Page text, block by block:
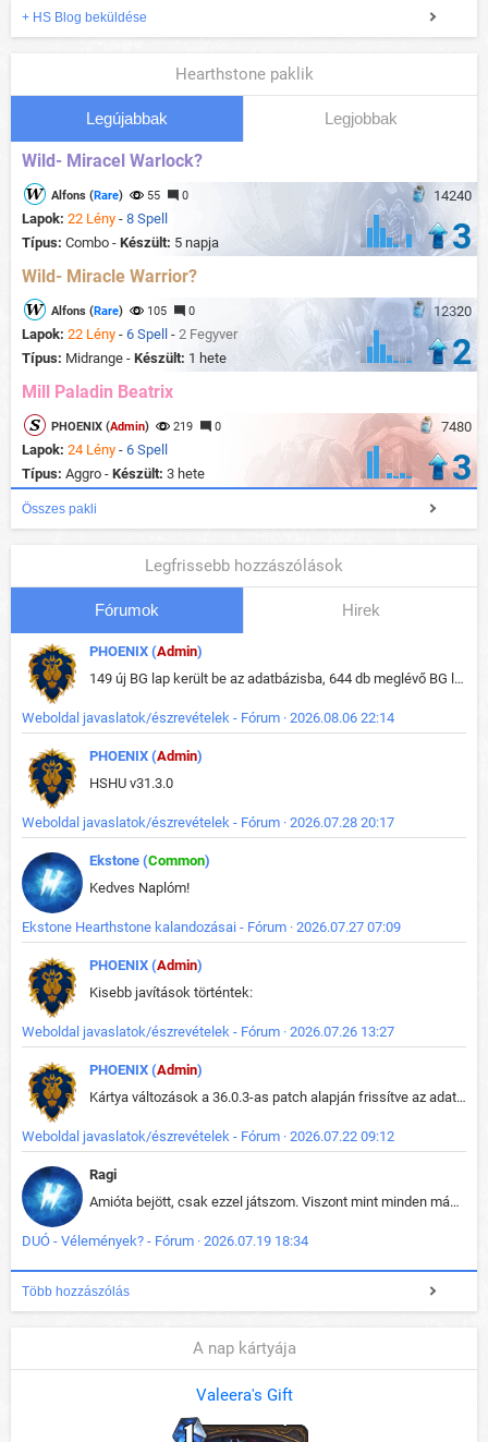
+ HS Blog beküldése
Hearthstone paklik
Legújabbak Legjobbak
Wild- Miracel Warlock?
14240
Alfons (Rare) 55 0
Lapok: 22 Lény - 8 Spell
Típus: Combo - Készült: 5 napja 3
Wild- Miracle Warrior?
12320
Alfons (Rare) 105 0
Lapok: 22 Lény - 6 Spell - 2 Fegyver
Típus: Midrange - Készült: 1 hete 2
Mill Paladin Beatrix
7480
PHOENIX (Admin) 219 0
Lapok: 24 Lény - 6 Spell
Típus: Aggro - Készült: 3 hete 3
Összes pakli
Legfrissebb hozzászólások
Fórumok Hirek
PHOENIX (Admin)
149 új BG lap került be az adatbázisba, 644 db meglévő BG lap módosult, bekerültek az új képek a megváltozott lapokhoz is.
Weboldal javaslatok/észrevételek - Fórum · 2026.08.06 22:14
PHOENIX (Admin)
HSHU v31.3.0
Weboldal javaslatok/észrevételek - Fórum · 2026.07.28 20:17
Ekstone (Common)
Kedves Naplóm!
Ekstone Hearthstone kalandozásai - Fórum · 2026.07.27 07:09
PHOENIX (Admin)
Kisebb javítások történtek:
Weboldal javaslatok/észrevételek - Fórum · 2026.07.26 13:27
PHOENIX (Admin)
Kártya változások a 36.0.3-as patch alapján frissítve az adatbázisban (képek is cserélve).
Weboldal javaslatok/észrevételek - Fórum · 2026.07.22 09:12
Ragi
Amióta bejött, csak ezzel játszom. Viszont mint minden más - akár az alapjáték is, ez is baromira összetett lett. Néha már pár kör után is esélytelen az egész. Vagy irreállisan túltápol valaki, vagy lelép a partner, vagy csak hülye mint a segg. És amikor eljönne az én időm, na akkor jön el mindenki másé is. Engem jobban érdekelne, hogy ki milyen ratingen szokott játszani. Na ez lenne egy érdekes adat.
DUÓ - Vélemények? - Fórum · 2026.07.19 18:34
Több hozzászólás
A nap kártyája
Valeera's Gift